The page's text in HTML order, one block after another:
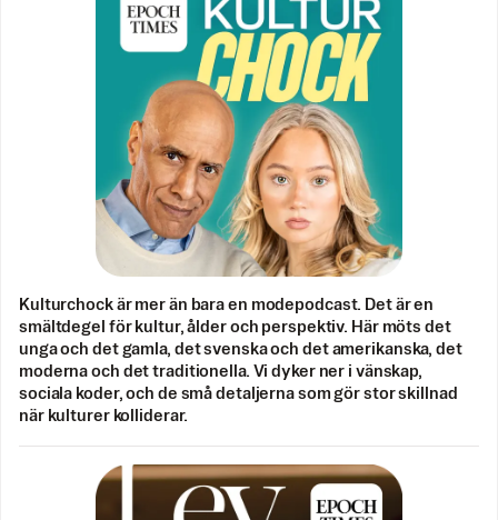
Kulturchock är mer än bara en modepodcast. Det är en
smältdegel för kultur, ålder och perspektiv. Här möts det
unga och det gamla, det svenska och det amerikanska, det
moderna och det traditionella. Vi dyker ner i vänskap,
sociala koder, och de små detaljerna som gör stor skillnad
när kulturer kolliderar.